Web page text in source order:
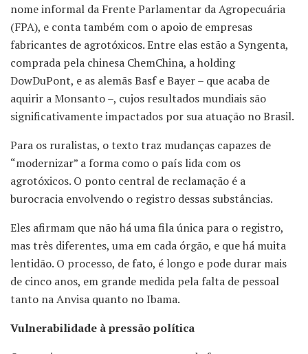
nome informal da Frente Parlamentar da Agropecuária
(FPA), e conta também com o apoio de empresas
fabricantes de agrotóxicos. Entre elas estão a Syngenta,
comprada pela chinesa ChemChina, a holding
DowDuPont, e as alemãs Basf e Bayer – que acaba de
aquirir a Monsanto –, cujos resultados mundiais são
significativamente impactados por sua atuação no Brasil.
Para os ruralistas, o texto traz mudanças capazes de
“modernizar” a forma como o país lida com os
agrotóxicos. O ponto central de reclamação é a
burocracia envolvendo o registro dessas substâncias.
Eles afirmam que não há uma fila única para o registro,
mas três diferentes, uma em cada órgão, e que há muita
lentidão. O processo, de fato, é longo e pode durar mais
de cinco anos, em grande medida pela falta de pessoal
tanto na Anvisa quanto no Ibama.
Vulnerabilidade à pressão política